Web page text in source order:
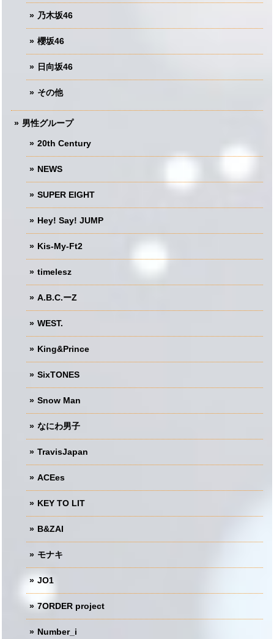
乃木坂46
櫻坂46
日向坂46
その他
男性グループ
20th Century
NEWS
SUPER EIGHT
Hey! Say! JUMP
Kis-My-Ft2
timelesz
A.B.C.ーZ
WEST.
King&Prince
SixTONES
Snow Man
なにわ男子
TravisJapan
ACEes
KEY TO LIT
B&ZAI
モナキ
JO1
7ORDER project
Number_i